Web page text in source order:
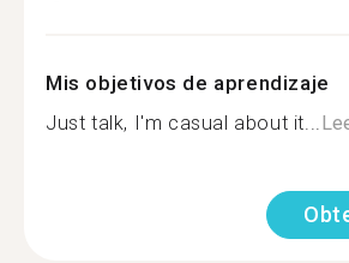
Mis objetivos de aprendizaje
Just talk, I'm casual about it...